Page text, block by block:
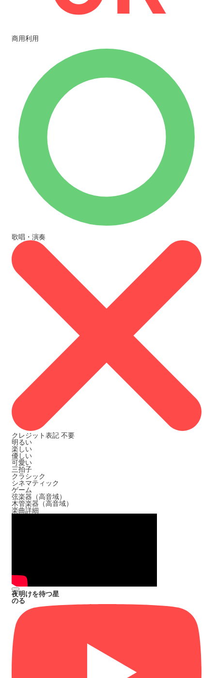
商用利用
歌唱・演奏
クレジット表記 不要
明るい
楽しい
優しい
可愛い
三拍子
クラシック
シネマティック
ゲーム
弦楽器（高音域）
木管楽器（高音域）
楽曲詳細
夜明けを待つ星
のる